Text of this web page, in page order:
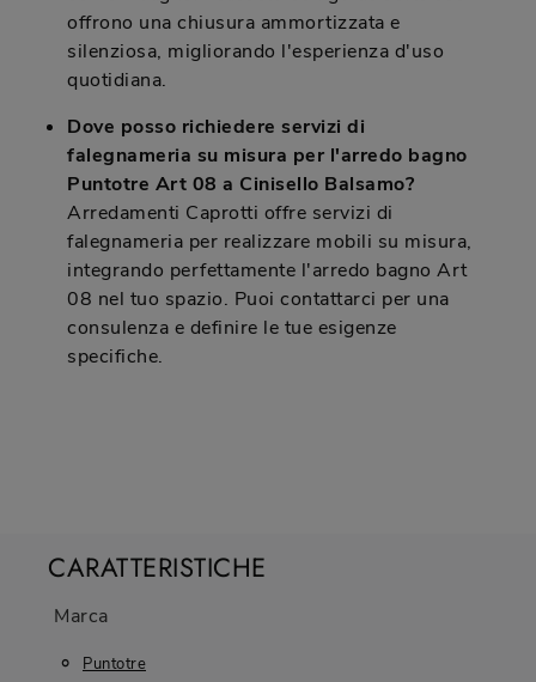
offrono una chiusura ammortizzata e
silenziosa, migliorando l'esperienza d'uso
quotidiana.
Dove posso richiedere servizi di
falegnameria su misura per l'arredo bagno
Puntotre Art 08 a Cinisello Balsamo?
Arredamenti Caprotti offre servizi di
falegnameria per realizzare mobili su misura,
integrando perfettamente l'arredo bagno Art
08 nel tuo spazio. Puoi contattarci per una
consulenza e definire le tue esigenze
specifiche.
CARATTERISTICHE
Marca
Puntotre